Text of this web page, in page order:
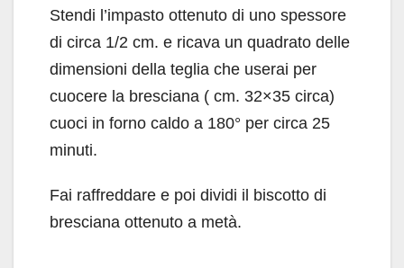
Stendi l’impasto ottenuto di uno spessore
di circa 1/2 cm. e ricava un quadrato delle
dimensioni della teglia che userai per
cuocere la bresciana ( cm. 32×35 circa)
cuoci in forno caldo a 180° per circa 25
minuti.
Fai raffreddare e poi dividi il biscotto di
bresciana ottenuto a metà.